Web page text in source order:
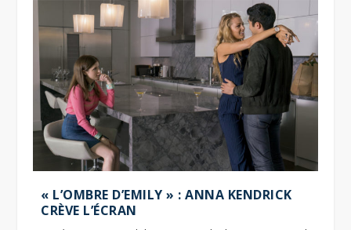
« L’OMBRE D’EMILY » : ANNA KENDRICK
CRÈVE L’ÉCRAN